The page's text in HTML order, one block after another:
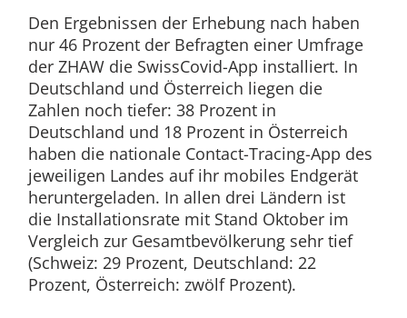
Den Ergebnissen der Erhebung nach haben
nur 46 Prozent der Befragten einer Umfrage
der ZHAW die SwissCovid-App installiert. In
Deutschland und Österreich liegen die
Zahlen noch tiefer: 38 Prozent in
Deutschland und 18 Prozent in Österreich
haben die nationale Contact-Tracing-App des
jeweiligen Landes auf ihr mobiles Endgerät
heruntergeladen. In allen drei Ländern ist
die Installationsrate mit Stand Oktober im
Vergleich zur Gesamtbevölkerung sehr tief
(Schweiz: 29 Prozent, Deutschland: 22
Prozent, Österreich: zwölf Prozent).